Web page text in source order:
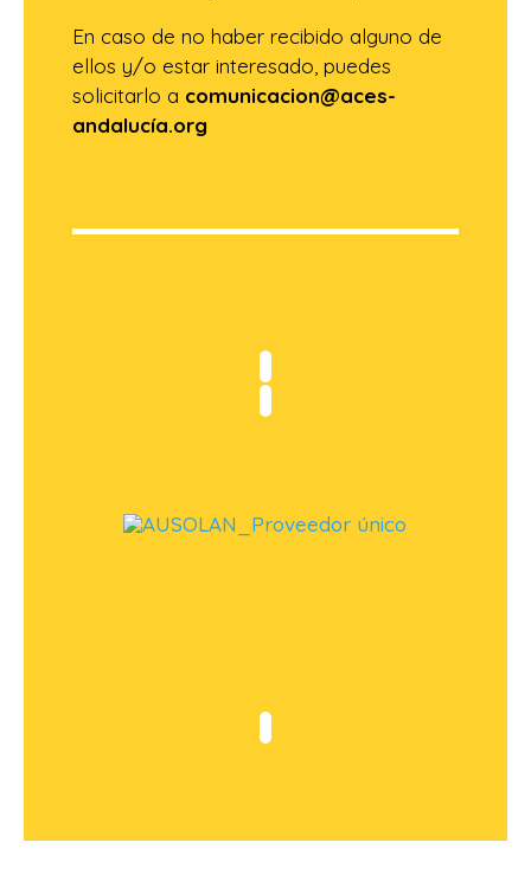
En caso de no haber recibido alguno de
ellos y/o estar interesado, puedes
solicitarlo a comunicacion@aces-
andalucía.org